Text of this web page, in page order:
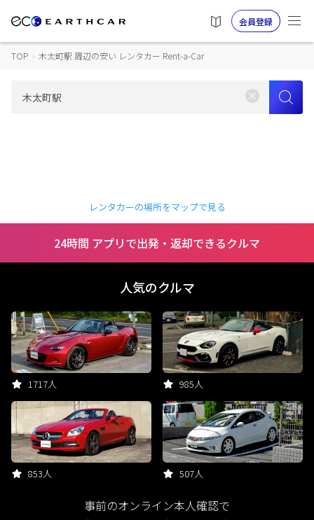
会員登録
TOP › 木太町駅 周辺の安い レンタカー Rent-a-Car
レンタカーの場所をマップで見る
24時間 アプリで出発・返却できるクルマ
人気のクルマ
1717人 985人
853人 507人
事前のオンライン本人確認で